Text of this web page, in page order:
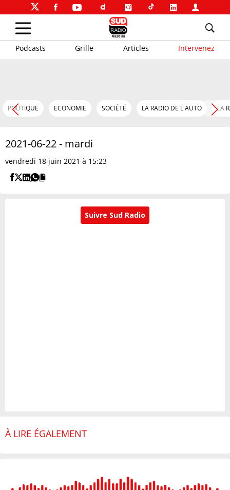
Podcasts Grille Articles Intervenez
POLITIQUE ECONOMIE SOCIÉTÉ LA RADIO DE L'AUTO LA
2021-06-22 - mardi
vendredi 18 juin 2021 à 15:23
Suivre Sud Radio
À LIRE ÉGALEMENT